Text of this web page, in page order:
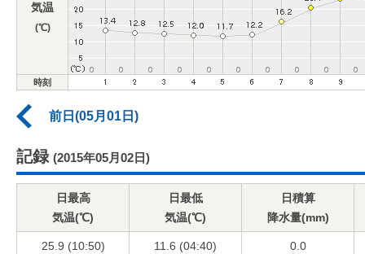
気温
(℃)
時刻
前日(05月01日)
記録 (2015年05月02日)
日最高
気温(℃)
日最低
気温(℃)
日積算
降水量(mm)
25.9 (10:50) 11.6 (04:40) 0.0